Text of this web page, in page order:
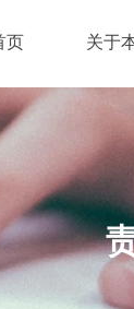
页 关于